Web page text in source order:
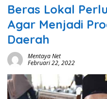
Beras Lokal
Agar Menjadi
Daerah
Mentaya Net
Februari 22, 2022